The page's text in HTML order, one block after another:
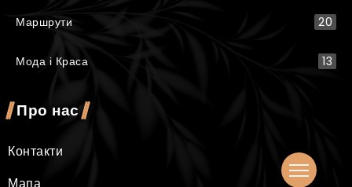
Маршрути 20
Мода і Краса 13
Про нас
Контакти